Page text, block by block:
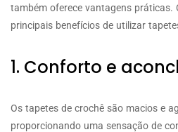
também oferece vantagens práticas.
principais benefícios de utilizar
1. Conforto e
Os tapetes de crochê são macios e
proporcionando uma sensação de